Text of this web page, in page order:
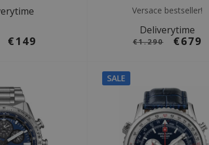
€149
Versace bestseller!
Deliverytime
€1.290 €679
SALE